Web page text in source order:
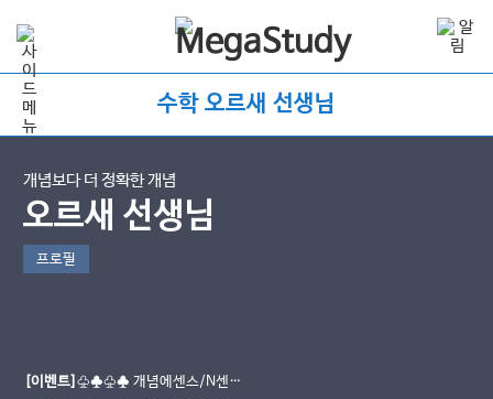
수학 오르새 선생님
개념보다 더 정확한 개념
오르새 선생님
프로필
[이벤트]♧♣♧♣ 개념에센스/N센스